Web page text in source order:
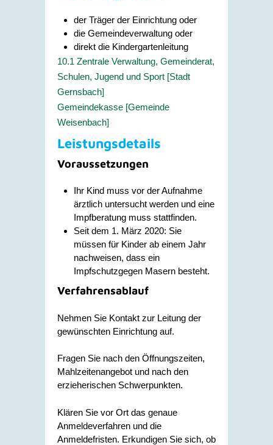
der Träger der Einrichtung oder
die Gemeindeverwaltung oder
direkt die Kindergartenleitung
10.1 Zentrale Verwaltung, Gemeinderat,
Schulen, Jugend und Sport [Stadt
Gernsbach]
Gemeindekasse [Gemeinde
Weisenbach]
Leistungsdetails
Voraussetzungen
Ihr Kind muss vor der Aufnahme
ärztlich untersucht werden und eine
Impfberatung muss stattfinden.
Seit dem 1. März 2020: Sie
müssen für Kinder ab einem Jahr
nachweisen, dass ein
Impfschutzgegen Masern besteht.
Verfahrensablauf
Nehmen Sie Kontakt zur Leitung der
gewünschten Einrichtung auf.
Fragen Sie nach den Öffnungszeiten,
Mahlzeitenangebot und nach den
erzieherischen Schwerpunkten.
Klären Sie vor Ort das genaue
Anmeldeverfahren und die
Anmeldefristen. Erkundigen Sie sich, ob